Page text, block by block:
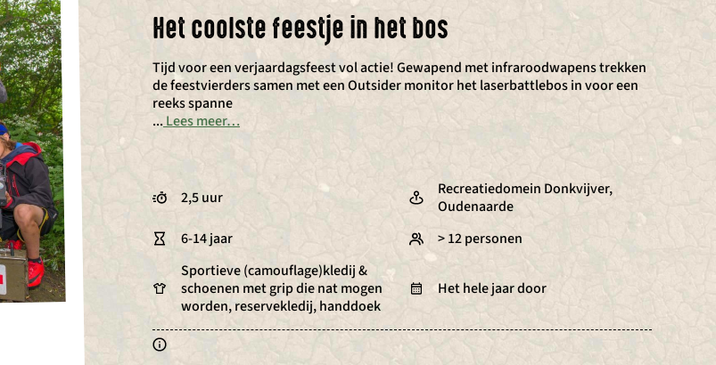
Het coolste feestje in het bos
Tijd voor een verjaardagsfeest vol actie! Gewapend met infraroodwapens trekken
de feestvierders samen met een Outsider monitor het laserbattlebos in voor een
reeks spanne
... Lees meer…
2,5 uur
Recreatiedomein Donkvijver,
Oudenaarde
6-14 jaar
> 12 personen
Sportieve (camouflage)kledij &
schoenen met grip die nat mogen
worden, reservekledij, handdoek
Het hele jaar door